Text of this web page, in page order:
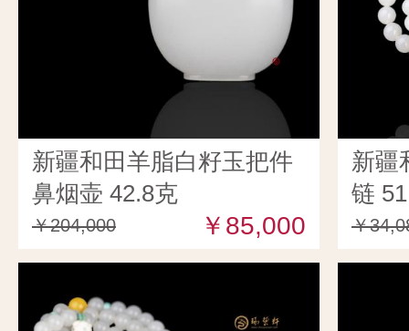
新疆和田羊脂白籽玉把件
鼻烟壶 42.8克
￥204,000 ￥85,000
新疆
链
￥